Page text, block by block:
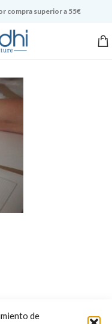
de
compra superior a 55€